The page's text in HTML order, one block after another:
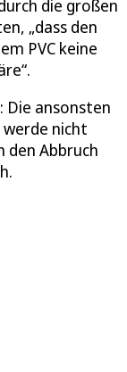
die großen
„dass den
PVC keine
Die ansonsten
werde nicht
den Abbruch